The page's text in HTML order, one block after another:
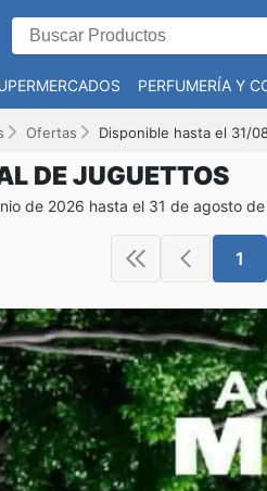
PERFUMERÍA Y
Ofertas Disponible hasta el 31/
DE JUGUETTOS
de 2026 hasta el 31 de agosto
1